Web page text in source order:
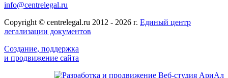
info@centrelegal.ru
Copyright © centrelegal.ru 2012 - 2026 г. Единый центр
легализации документов
Создание, поддержка
и продвижение сайта